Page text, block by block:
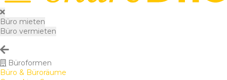
Büro mieten
Büro vermieten
Büroformen
Büro & Büroräume